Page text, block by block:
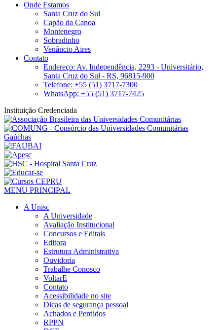
Onde Estamos
Santa Cruz do Sul
Capão da Canoa
Montenegro
Sobradinho
Venâncio Aires
Contato
Endereço: Av. Independência, 2293 - Universitário,
Santa Cruz do Sul - RS, 96815-900
Telefone: +55 (51) 3717-7300
WhatsApp: +55 (51) 3717-7425
Instituição Credenciada
MENU PRINCIPAL
A Unisc
A Universidade
Avaliação Institucional
Concursos e Editais
Editora
Estrutura Administrativa
Ouvidoria
Trabalhe Conosco
VoltarE
Contato
Acessibilidade no site
Dicas de segurança pessoal
Achados e Perdidos
RPPN